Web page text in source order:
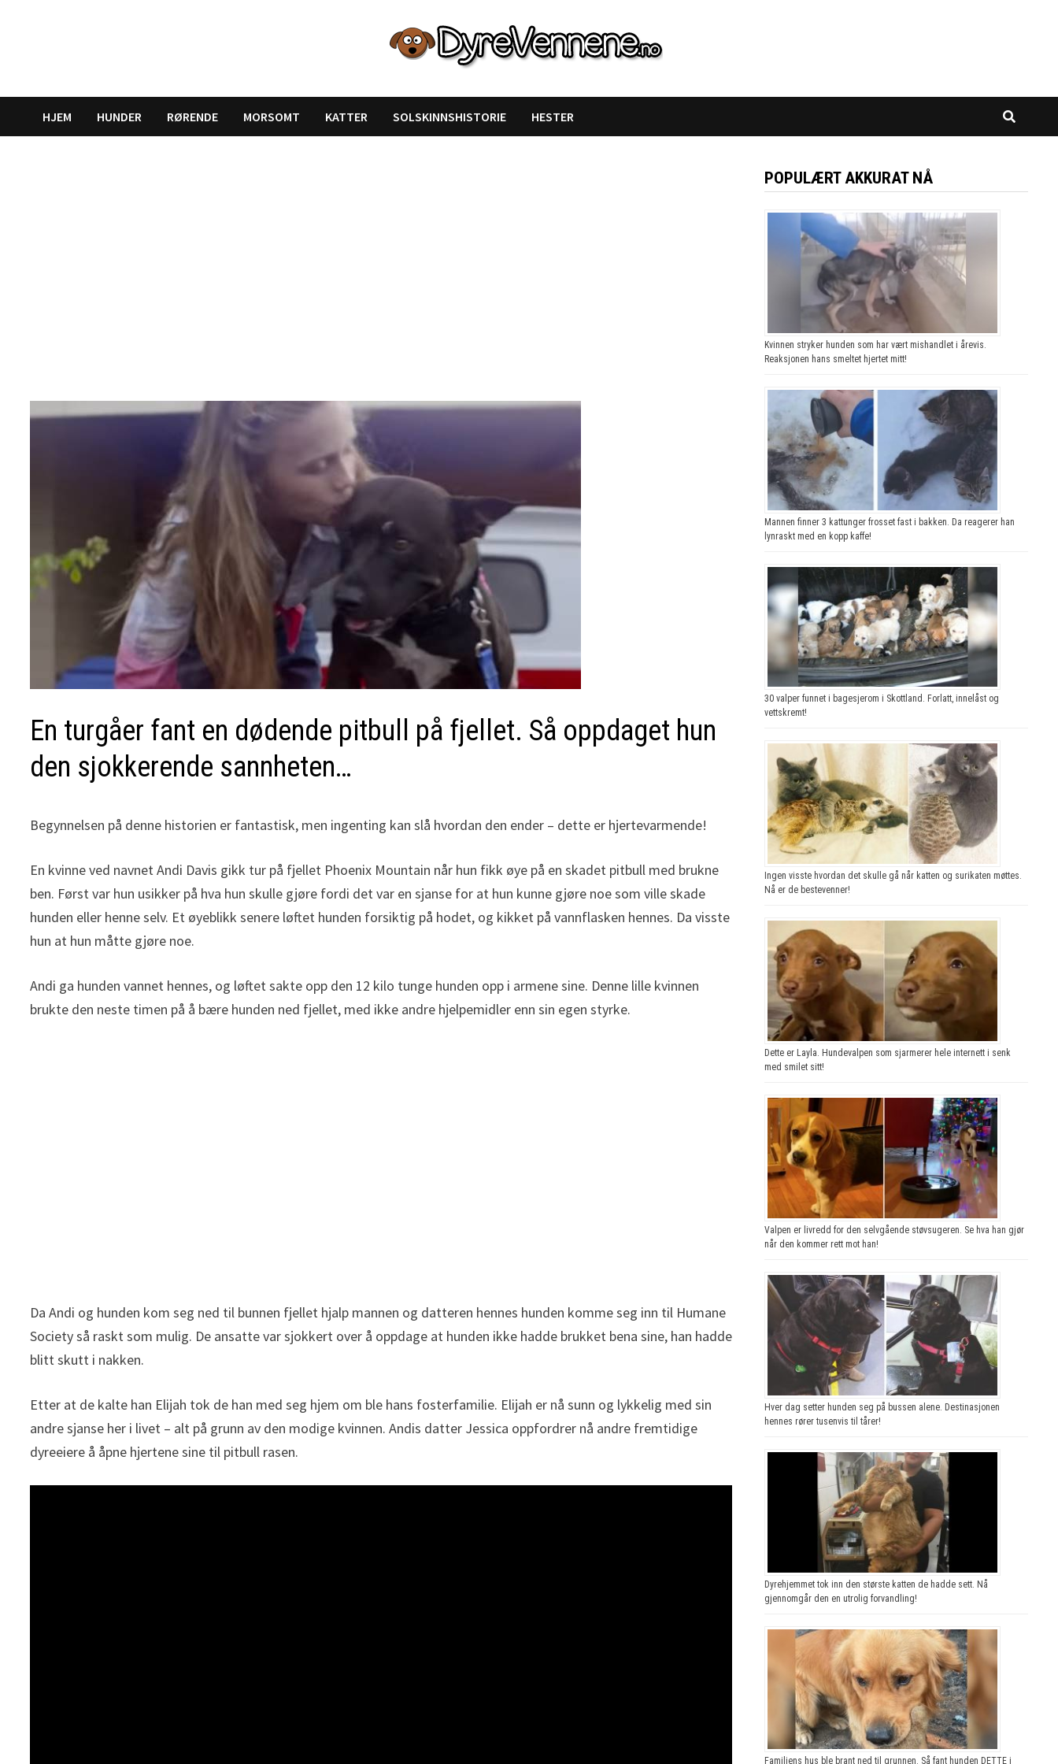
HJEM HUNDER RØRENDE MORSOMT KATTER SOLSKINNSHISTORIE HESTER
En turgåer fant en dødende pitbull på fjellet. Så oppdaget hun
den sjokkerende sannheten…
Begynnelsen på denne historien er fantastisk, men ingenting kan slå hvordan den ender – dette er hjertevarmende!
En kvinne ved navnet Andi Davis gikk tur på fjellet Phoenix Mountain når hun fikk øye på en skadet pitbull med brukne
ben. Først var hun usikker på hva hun skulle gjøre fordi det var en sjanse for at hun kunne gjøre noe som ville skade
hunden eller henne selv. Et øyeblikk senere løftet hunden forsiktig på hodet, og kikket på vannflasken hennes. Da visste
hun at hun måtte gjøre noe.
Andi ga hunden vannet hennes, og løftet sakte opp den 12 kilo tunge hunden opp i armene sine. Denne lille kvinnen
brukte den neste timen på å bære hunden ned fjellet, med ikke andre hjelpemidler enn sin egen styrke.
Da Andi og hunden kom seg ned til bunnen fjellet hjalp mannen og datteren hennes hunden komme seg inn til Humane
Society så raskt som mulig. De ansatte var sjokkert over å oppdage at hunden ikke hadde brukket bena sine, han hadde
blitt skutt i nakken.
Etter at de kalte han Elijah tok de han med seg hjem om ble hans fosterfamilie. Elijah er nå sunn og lykkelig med sin
andre sjanse her i livet – alt på grunn av den modige kvinnen. Andis datter Jessica oppfordrer nå andre fremtidige
dyreeiere å åpne hjertene sine til pitbull rasen.
POPULÆRT AKKURAT NÅ
Kvinnen stryker hunden som har vært mishandlet i årevis.
Reaksjonen hans smeltet hjertet mitt!
Mannen finner 3 kattunger frosset fast i bakken. Da reagerer han
lynraskt med en kopp kaffe!
30 valper funnet i bagesjerom i Skottland. Forlatt, innelåst og
vettskremt!
Ingen visste hvordan det skulle gå når katten og surikaten møttes.
Nå er de bestevenner!
Dette er Layla. Hundevalpen som sjarmerer hele internett i senk
med smilet sitt!
Valpen er livredd for den selvgående støvsugeren. Se hva han gjør
når den kommer rett mot han!
Hver dag setter hunden seg på bussen alene. Destinasjonen
hennes rører tusenvis til tårer!
Dyrehjemmet tok inn den største katten de hadde sett. Nå
gjennomgår den en utrolig forvandling!
Familiens hus ble brant ned til grunnen. Så fant hunden DETTE i